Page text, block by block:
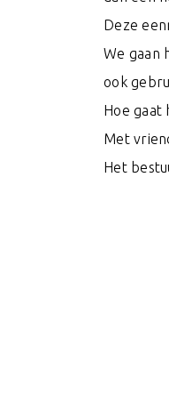
Deze
We gaan
ook
Hoe gaat
Met
Het